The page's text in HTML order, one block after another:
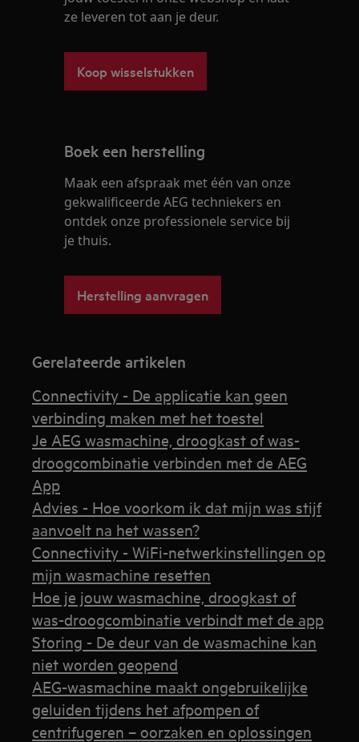
ze leveren tot aan je deur.
Koop wisselstukken
Boek een herstelling
Maak een afspraak met één van onze
gekwalificeerde AEG techniekers en
ontdek onze professionele service bij
je thuis.
Herstelling aanvragen
Gerelateerde artikelen
Connectivity - De applicatie kan geen
verbinding maken met het toestel
Je AEG wasmachine, droogkast of was-
droogcombinatie verbinden met de AEG
App
Advies - Hoe voorkom ik dat mijn was stijf
aanvoelt na het wassen?
Connectivity - WiFi-netwerkinstellingen op
mijn wasmachine resetten
Hoe je jouw wasmachine, droogkast of
was-droogcombinatie verbindt met de app
Storing - De deur van de wasmachine kan
niet worden geopend
AEG-wasmachine maakt ongebruikelijke
geluiden tijdens het afpompen of
centrifugeren – oorzaken en oplossingen